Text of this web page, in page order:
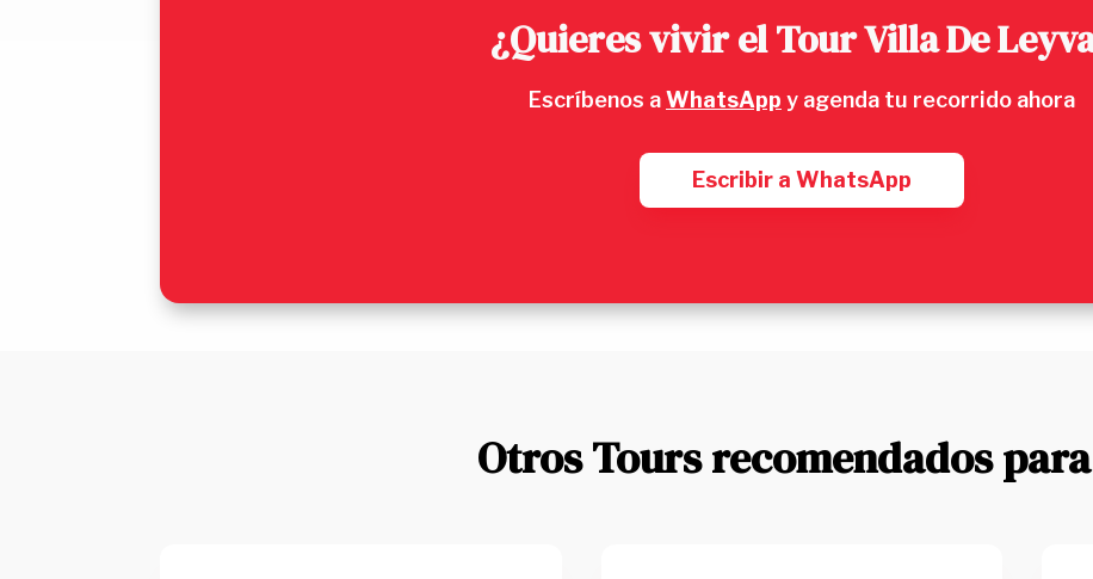
¿Quieres vivir el Tour Villa De
Escríbenos aWhatsApp y agenda tu recorrido ahora
Escribir a WhatsApp
Otros Tours recomendados